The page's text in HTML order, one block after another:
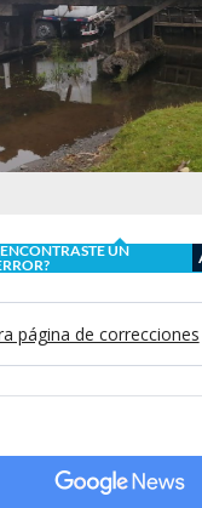
UN
página de correcciones